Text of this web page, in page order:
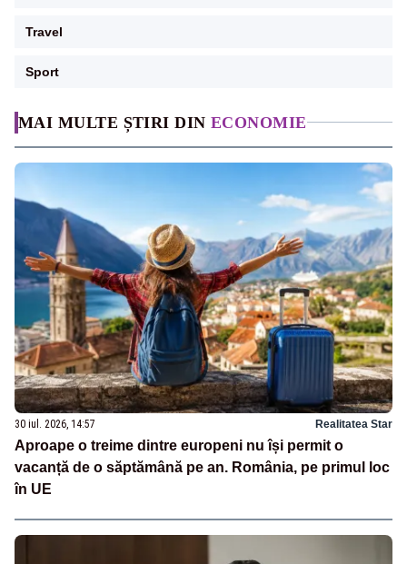
MAI MULTE ȘTIRI DIN ECONOMIE
30 iul. 2026, 14:57 Realitatea Star
Aproape o treime dintre europeni nu își permit o
vacanță de o săptămână pe an. România, pe primul loc
în UE
Travel
Sport